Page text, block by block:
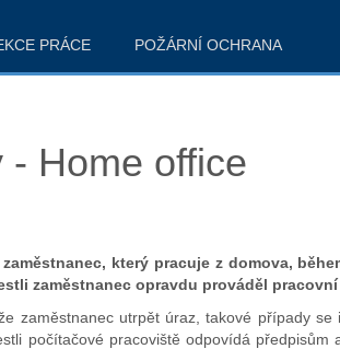
PRÁCE POŽÁRNÍ OCHRANA
Home office
který pracuje z domova,
zaměstnanec opravdu prováděl
zaměstnanec utrpět úraz, takové případy
počítačové pracoviště odpovídá